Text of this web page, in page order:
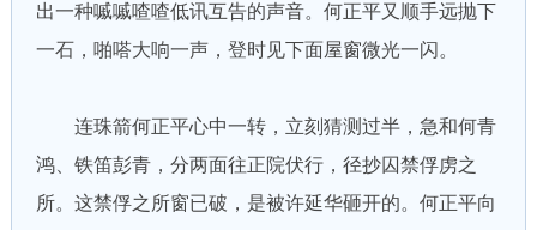
出一种嘁嘁喳喳低讯互告的声音。何正平又顺手远抛下
一石，啪嗒大响一声，登时见下面屋窗微光一闪。
连珠箭何正平心中一转，立刻猜测过半，急和何青
鸿、铁笛彭青，分两面往正院伏行，径抄囚禁俘虏之
所。这禁俘之所窗已破，是被许延华砸开的。何正平向